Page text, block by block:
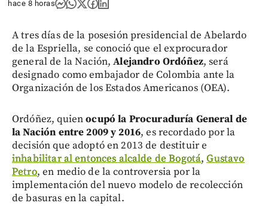
hace 8 horas
A tres días de la posesión presidencial de Abelardo
de la Espriella, se conoció que el exprocurador
general de la Nación,Alejandro Ordóñez, será
designado como embajador de Colombia ante la
Organización de los Estados Americanos (OEA).
Ordóñez, quienocupó la Procuraduría General de
la Nación entre 2009 y 2016, es recordado por la
decisión que adoptó en 2013 de destituir e
inhabilitar al entonces alcalde de Bogotá,Gustavo
Petro, en medio de la controversia por la
implementación del nuevo modelo de recolección
de basuras en la capital.